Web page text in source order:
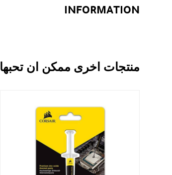
INFORMATION
منتجات اخرى ممكن ان تحبها